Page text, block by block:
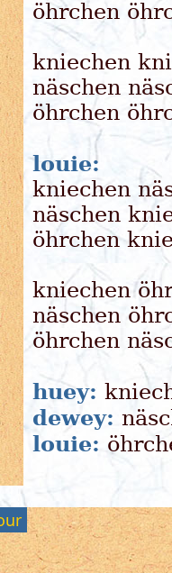
öhrchen
kniechen
näschen
öhrchen
louie:
kniechen
näschen
öhrchen
kniechen
näschen
öhrchen
huey:
dewey:
louie: